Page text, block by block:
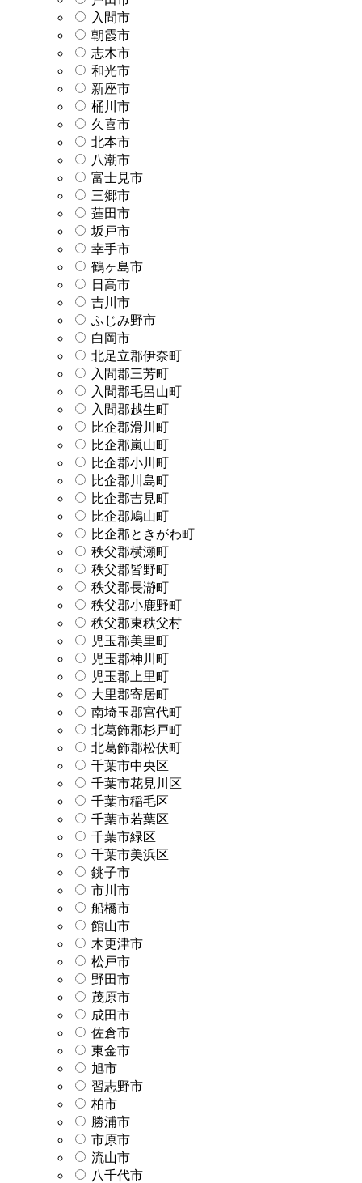
入間市
朝霞市
志木市
和光市
新座市
桶川市
久喜市
北本市
八潮市
富士見市
三郷市
蓮田市
坂戸市
幸手市
鶴ヶ島市
日高市
吉川市
ふじみ野市
白岡市
北足立郡伊奈町
入間郡三芳町
入間郡毛呂山町
入間郡越生町
比企郡滑川町
比企郡嵐山町
比企郡小川町
比企郡川島町
比企郡吉見町
比企郡鳩山町
比企郡ときがわ町
秩父郡横瀬町
秩父郡皆野町
秩父郡長瀞町
秩父郡小鹿野町
秩父郡東秩父村
児玉郡美里町
児玉郡神川町
児玉郡上里町
大里郡寄居町
南埼玉郡宮代町
北葛飾郡杉戸町
北葛飾郡松伏町
千葉市中央区
千葉市花見川区
千葉市稲毛区
千葉市若葉区
千葉市緑区
千葉市美浜区
銚子市
市川市
船橋市
館山市
木更津市
松戸市
野田市
茂原市
成田市
佐倉市
東金市
旭市
習志野市
柏市
勝浦市
市原市
流山市
八千代市